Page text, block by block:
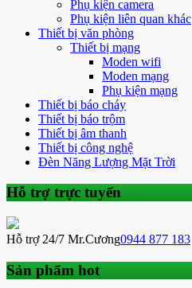
Phụ kiện camera
Phụ kiện liên quan khác
Thiết bị văn phòng
Thiết bị mạng
Moden wifi
Moden mạng
Phụ kiện mạng
Thiết bị báo cháy
Thiết bị báo trộm
Thiết bị âm thanh
Thiết bị công nghệ
Đèn Năng Lượng Mặt Trời
Hỗ trợ trực tuyến
Hỗ trợ 24/7 Mr.Cương0944 877 183
Sản phẩm hot